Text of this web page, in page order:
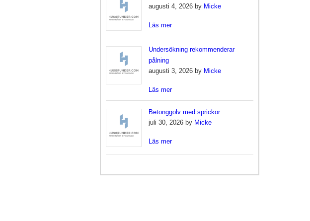
augusti 4, 2026 by Micke
Läs mer
Undersökning rekommenderar
pålning
augusti 3, 2026 by Micke
Läs mer
Betonggolv med sprickor
juli 30, 2026 by Micke
Läs mer